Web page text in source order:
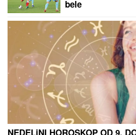
više od 20
ONOGA ŠTO
"Mislili su da
Monika Beluči
Švajcarsku i svi
FARMERKE
viđamo u ovom
pristaje:
izdužuje figuru,
prepoznatljivom